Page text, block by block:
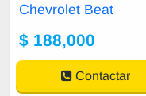
Chevrolet Beat
$ 188,000
Contactar